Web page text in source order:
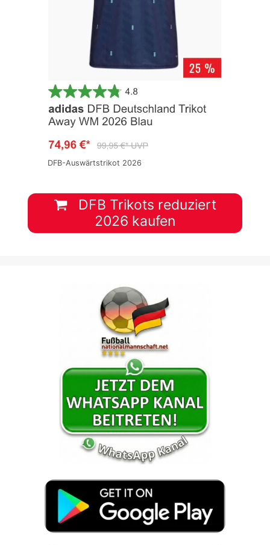
DFB-Auswärtstrikot 2026
DFB Trikots reduziert
2026 kaufen